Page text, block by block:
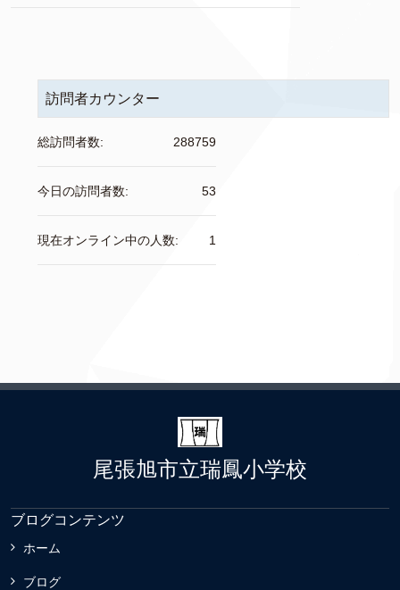
訪問者カウンター
288759
総訪問者数:
53
今日の訪問者数:
1
現在オンライン中の人数:
尾張旭市立瑞鳳小学校
ブログコンテンツ
ホーム
ブログ